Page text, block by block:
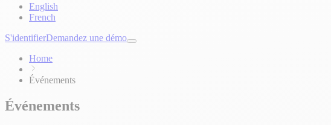
English
French
S'identifierDemandez une démo
Home
Événements
Événements